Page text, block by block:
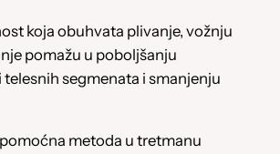
koja obuhvata plivanje, vožnju
pomažu u poboljšanju
segmenata i smanjenju
metoda u tretmanu